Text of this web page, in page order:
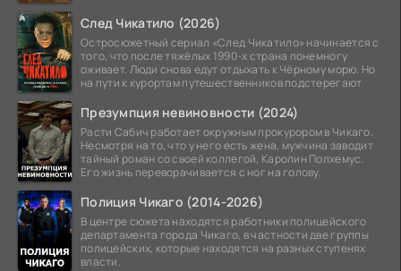
След Чикатило (2026)
Остросюжетный сериал «След Чикатило» начинается с
того, что после тяжёлых 1990-х страна понемногу
оживает. Люди снова едут отдыхать к Чёрному морю. Но
на пути к курортам путешественников подстерегают
Презумпция невиновности (2024)
Расти Сабич работает окружным прокурором в Чикаго.
Несмотря на то, что у него есть жена, мужчина заводит
тайный роман со своей коллегой, Каролин Полхемус.
Его жизнь переворачивается с ног на голову,
Полиция Чикаго (2014-2026)
В центре сюжета находятся работники полицейского
департамента города Чикаго, в частности две группы
полицейских, которые находятся на разных ступенях
власти.